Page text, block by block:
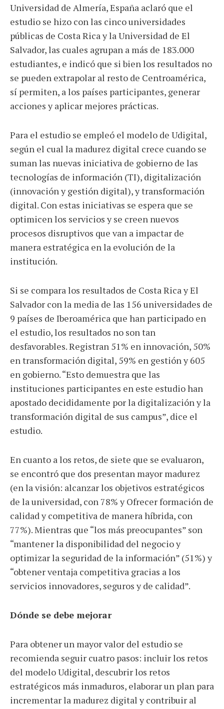
Universidad de Almería, España aclaró que el
estudio se hizo con las cinco universidades
públicas de Costa Rica y la Universidad de El
Salvador, las cuales agrupan a más de 183.000
estudiantes, e indicó que si bien los resultados no
se pueden extrapolar al resto de Centroamérica,
sí permiten, a los países participantes, generar
acciones y aplicar mejores prácticas.
Para el estudio se empleó el modelo de Udigital,
según el cual la madurez digital crece cuando se
suman las nuevas iniciativa de gobierno de las
tecnologías de información (TI), digitalización
(innovación y gestión digital), y transformación
digital. Con estas iniciativas se espera que se
optimicen los servicios y se creen nuevos
procesos disruptivos que van a impactar de
manera estratégica en la evolución de la
institución.
Si se compara los resultados de Costa Rica y El
Salvador con la media de las 156 universidades de
9 países de Iberoamérica que han participado en
el estudio, los resultados no son tan
desfavorables. Registran 51% en innovación, 50%
en transformación digital, 59% en gestión y 605
en gobierno. “Esto demuestra que las
instituciones participantes en este estudio han
apostado decididamente por la digitalización y la
transformación digital de sus campus”, dice el
estudio.
En cuanto a los retos, de siete que se evaluaron,
se encontró que dos presentan mayor madurez
(en la visión: alcanzar los objetivos estratégicos
de la universidad, con 78% y Ofrecer formación de
calidad y competitiva de manera híbrida, con
77%). Mientras que “los más preocupantes” son
“mantener la disponibilidad del negocio y
optimizar la seguridad de la información” (51%) y
“obtener ventaja competitiva gracias a los
servicios innovadores, seguros y de calidad”.
Dónde se debe mejorar
Para obtener un mayor valor del estudio se
recomienda seguir cuatro pasos: incluir los retos
del modelo Udigital, descubrir los retos
estratégicos más inmaduros, elaborar un plan para
incrementar la madurez digital y contribuir al